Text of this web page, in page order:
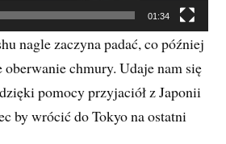
01:34
nagle zaczyna padać, co później
oberwanie chmury. Udaje nam się
pomocy przyjaciół z Japonii
by wrócić do Tokyo na ostatni